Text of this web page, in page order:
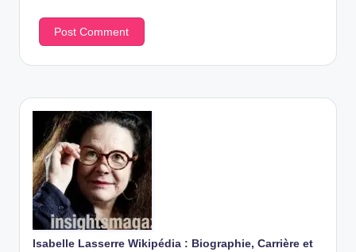
Isabelle Lasserre Wikipédia : Biographie, Carrière et